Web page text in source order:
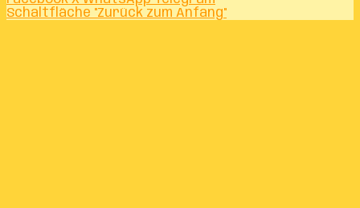
Schaltfläche "Zurück zum Anfang"